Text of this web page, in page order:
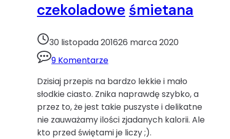
czekoladowe śmietana
30 listopada 201626 marca 2020
9 Komentarze
Dzisiaj przepis na bardzo lekkie i mało
słodkie ciasto. Znika naprawdę szybko, a
przez to, że jest takie puszyste i delikatne
nie zauważamy ilości zjadanych kalorii. Ale
kto przed świętami je liczy ;).